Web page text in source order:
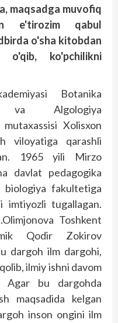
maqsadga muvofiq
e'tirozim qabul
o'sha kitobdan
o'qib, ko'pchilikni
Botanika
va Algologiya
Xolisxon
viloyatiga qarashli
1965 yili Mirzo
davlat pedagogika
fakultetiga
imtiyozli tugallagan.
Toshkent
Qodir Zokirov
dargoh ilm dargohi,
ilmiy ishni davom
Agar bu dargohda
maqsadida kelgan
inson ongini ilm